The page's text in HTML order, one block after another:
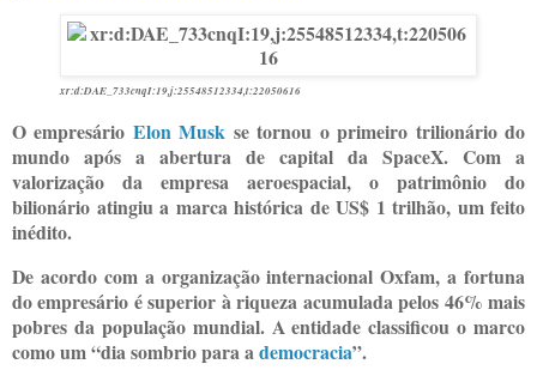
xr:d:DAE_733cnqI:19,j:25548512334,t:22050616
O empresário Elon Musk se tornou o primeiro trilionário do
mundo após a abertura de capital da SpaceX. Com a
valorização da empresa aeroespacial, o patrimônio do
bilionário atingiu a marca histórica de US$ 1 trilhão, um feito
inédito.
De acordo com a organização internacional Oxfam, a fortuna
do empresário é superior à riqueza acumulada pelos 46% mais
pobres da população mundial. A entidade classificou o marco
como um “dia sombrio para ademocracia”.